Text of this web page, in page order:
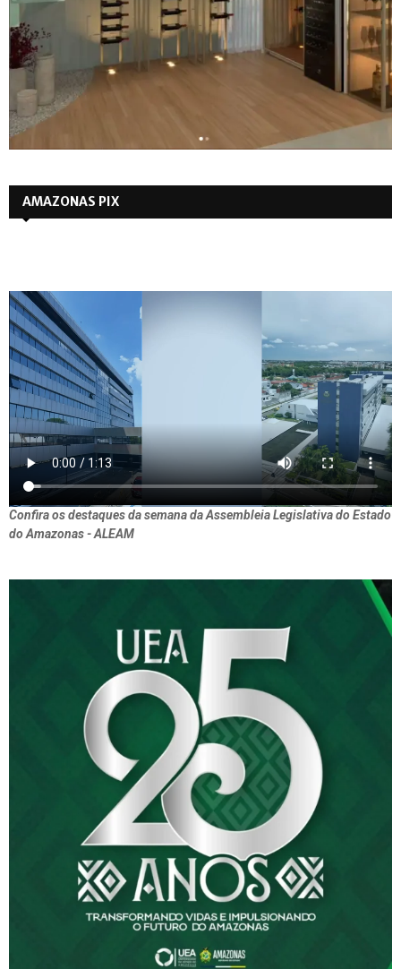
AMAZONAS PIX
Confira os destaques da semana da Assembleia Legislativa do Estado
do Amazonas - ALEAM